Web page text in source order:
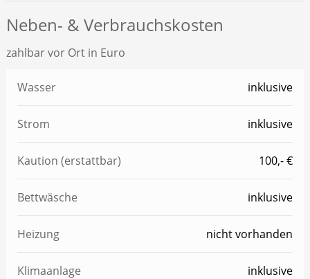
Neben- & Verbrauchskosten
zahlbar vor Ort in Euro
Wasser inklusive
Strom inklusive
Kaution (erstattbar) 100,- €
Bettwäsche inklusive
Heizung nicht vorhanden
Klimaanlage inklusive